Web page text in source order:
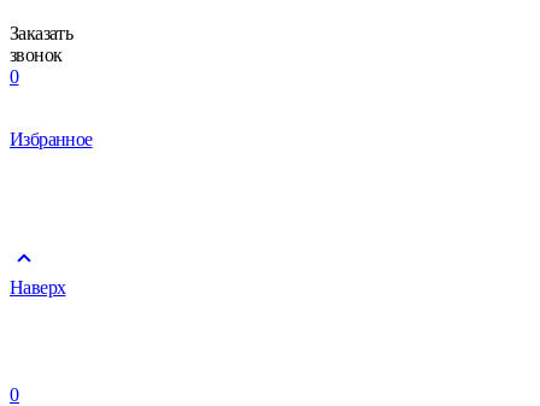
Заказать
звонок
0
Избранное
Наверх
0